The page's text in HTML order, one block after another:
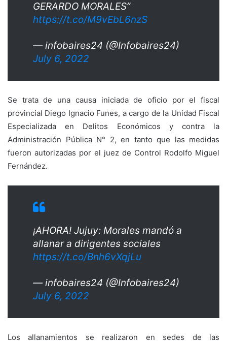
GERARDO MORALES”
https://t.co/M9vEbL6nzS
— infobaires24 (@Infobaires24)
July 6, 2022
Se trata de una causa iniciada de oficio por el fiscal
provincial Diego Ignacio Funes, a cargo de la Unidad Fiscal
Especializada en Delitos Económicos y contra la
Administración Pública N° 2, en tanto que las medidas
fueron autorizadas por el juez de Control Rodolfo Miguel
Fernández.
¡AHORA! Jujuy: Morales mandó a
allanar a dirigentes sociales
https://t.co/Bnh6vXqjLu
— infobaires24 (@Infobaires24)
July 6, 2022
Los allanamientos se realizaron en sedes de las